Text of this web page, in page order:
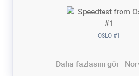
OSLO #1
Daha fazlasını gör |